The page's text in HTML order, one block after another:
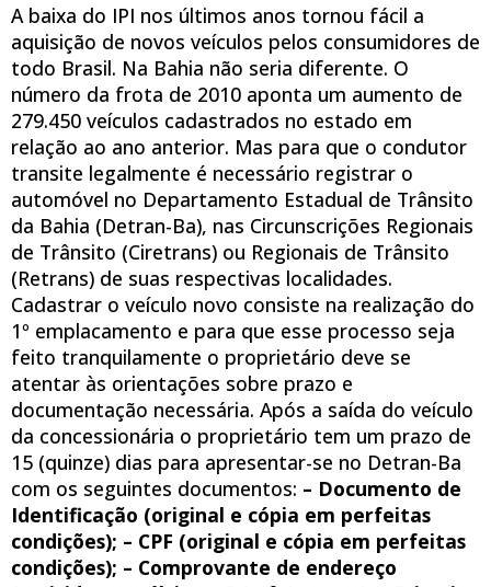
A baixa do IPI nos últimos anos tornou fácil a
aquisição de novos veículos pelos consumidores de
todo Brasil. Na Bahia não seria diferente. O
número da frota de 2010 aponta um aumento de
279.450 veículos cadastrados no estado em
relação ao ano anterior. Mas para que o condutor
transite legalmente é necessário registrar o
automóvel no Departamento Estadual de Trânsito
da Bahia (Detran-Ba), nas Circunscrições Regionais
de Trânsito (Ciretrans) ou Regionais de Trânsito
(Retrans) de suas respectivas localidades.
Cadastrar o veículo novo consiste na realização do
1º emplacamento e para que esse processo seja
feito tranquilamente o proprietário deve se
atentar às orientações sobre prazo e
documentação necessária. Após a saída do veículo
da concessionária o proprietário tem um prazo de
15 (quinze) dias para apresentar-se no Detran-Ba
com os seguintes documentos: – Documento de
Identificação (original e cópia em perfeitas
condições); – CPF (original e cópia em perfeitas
condições); – Comprovante de endereço